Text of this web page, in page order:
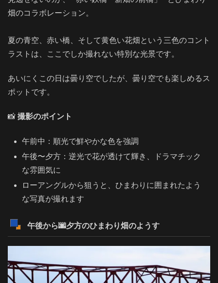
畑のコラボレーション。
夏の青空、赤い橋、そして黄色い花畑という三色のコント
ラストは、ここでしか撮れない特別な光景です。
あいにくこの日は曇り空でしたが、曇り空でも楽しめるス
ポットです。
📸 撮影のポイント
午前中：順光で鮮やかな色を強調
午後〜夕方：逆光で花が透けて輝き、ドラマチック
な雰囲気に
ローアングルから狙うと、ひまわりに囲まれたよう
な写真が撮れます
午後から🌆夕方のひまわり畑のようす